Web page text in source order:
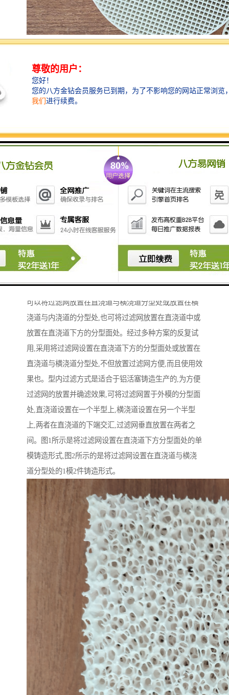
过滤网的设置与所选择的过滤方式密切相关,取决于铸件
以及铸造工艺的设计。由于发动机活塞为铝合金圆柱形
零件,采用金属型铸造,给过滤网的设置带来了许多不便。
可以将过滤网放置在直浇道与横浇道分型处或放置在横
浇道与内浇道的分型处,也可将过滤网放置在直浇道中或
放置在直浇道下方的分型面处。经过多种方案的反复试
用,采用将过滤网设置在直浇道下方的分型面处或放置在
直浇道与横浇道分型处,不但放置过滤网方便,而且使用效
果也。型内过滤方式是适合于铝活塞铸造生产的,为方便
过滤网的放置并确滤效果,可将过滤网置于外模的分型面
处,直浇道设置在一个半型上,横浇道设置在另一个半型
上,两者在直浇道的下端交汇,过滤网垂直放置在两者之
间。图1所示是将过滤网设置在直浇道下方分型面处的单
模铸造形式,图2所示的是将过滤网设置在直浇道与横浇
道分型处的1模2件铸造形式。